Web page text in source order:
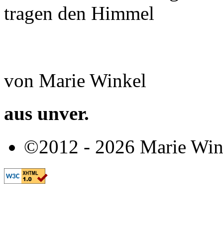
tragen den Himmel
von Marie Winkel
aus unver.
©2012 - 2026 Marie